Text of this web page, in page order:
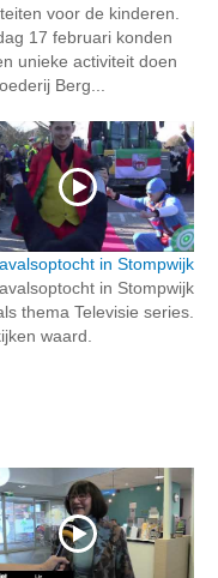
voor de kinderen.
17 februari konden
unieke activiteit doen
Berg...
in Stompwijk
in Stompwijk
thema Televisie series.
waard.